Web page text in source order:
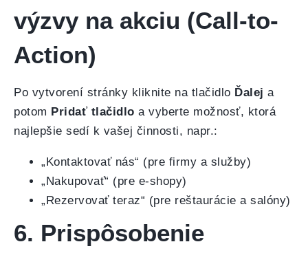
výzvy na akciu (Call-to-
Action)
Po vytvorení stránky kliknite na tlačidlo Ďalej a
potom Pridať tlačidlo a vyberte možnosť, ktorá
najlepšie sedí k vašej činnosti, napr.:
„Kontaktovať nás“ (pre firmy a služby)
„Nakupovať“ (pre e-shopy)
„Rezervovať teraz“ (pre reštaurácie a salóny)
6. Prispôsobenie